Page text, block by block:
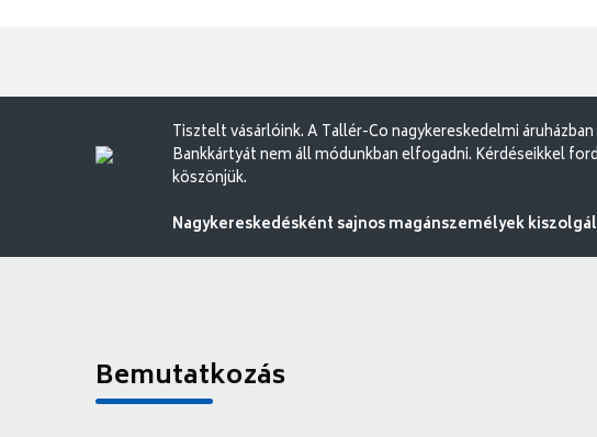
Tisztelt vásárlóink. A Tallér-Co nagykereskedelmi áruházban
Bankkártyát nem áll módunkban elfogadni. Kérdéseikkel
köszönjük.
Nagykereskedésként sajnos magánszemélyek
Bemutatkozás